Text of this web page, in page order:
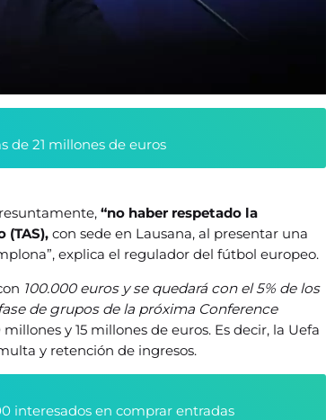
de 21 millones de euros
“no haber respetado la
con sede en Lausana, al presentar una
explica el regulador del fútbol europeo.
100.000 euros y se quedará con el 5% de los
de grupos de la próxima Conference
y 15 millones de euros. Es decir, la Uefa
y retención de ingresos.
interesados en comprar entradas